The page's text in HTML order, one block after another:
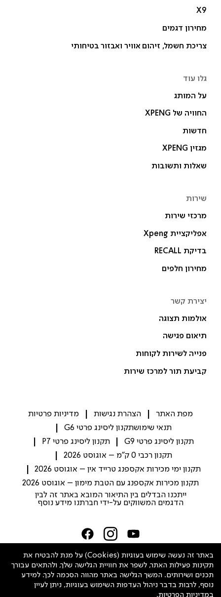
X9
מחירון דגמים
צריכת חשמל, זיהום אוויר ואבזור בטיחותי
גלו עוד
על המותג
החוויה של XPENG
חדשות
מגזין XPENG
שאלות ותשובות
שירות
מרכזי שירות
אפליקציית Xpeng
בדיקת RECALL
מחירון חלפים
יצירת קשר
אולמות תצוגה
תיאום פגישה
פנייה לשירות לקוחות
קביעת תור למרכז שירות
מפת האתר הצהרת נגישות
מדיניות פרטיות
תנאי שימושתקנון ליסינג פרטי G6
תקנון ליסינג פרטי G9
תקנון ליסינג פרטי P7
תקנון רכבי 0 ק"מ – אוגוסט 2026
תקנון ימי מכירות אקספנג טרייד אין – אוגוסט 2026
תקנון מכירות אקספנג עם הטבת מימון – אוגוסט 2026
ייתכנו הבדלים בין התיאור המובא באתר זה לבין
הדגמים המשווקים על-ידי חברתנו מידע נוסף
שיחה עם נציג
Israel
באתר זה נעשה שימוש בעוגיות (Cookies) על מנת להבטיח את
תקינות פעילות האתר, לשפר את חוויית הגלישה שלך, ולהתאים עבורך
תכנים ושירותים. המשך הגלישה באתר מהווה הסכמה לכך. למידע
נוסף, לרבות בדבר ניהול העדפות השימוש בעוגיות, ניתן לעיין
במדיניות הפרטיות.